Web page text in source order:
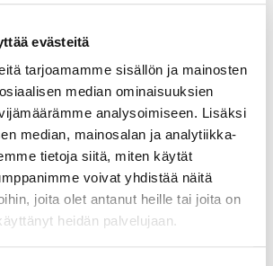
evästeitä
tarjoamamme sisällön ja mainosten
median ominaisuuksien
analysoimiseen. Lisäksi
median, mainosalan ja analytiikka-
tietoja siitä, miten käytät
voivat yhdistää näitä
joita olet antanut heille tai joita on
heidän palvelujaan.
logistics service provider.
in the global transport and
we assist export and import
the most suitable solutions
We also offer high quality
and forwarding services,
efficient supply chain.
to India, Varova has nearly 40
in collaboration with our local